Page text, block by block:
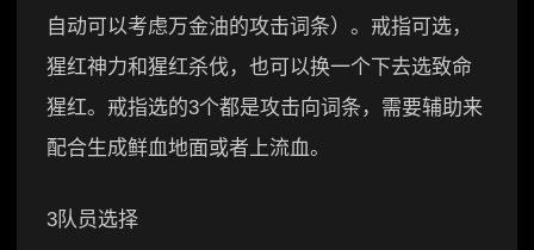
自动可以考虑万金油的攻击词条）。戒指可选，
猩红神力和猩红杀伐，也可以换一个下去选致命
猩红。戒指选的3个都是攻击向词条，需要辅助来
配合生成鲜血地面或者上流血。
3队员选择